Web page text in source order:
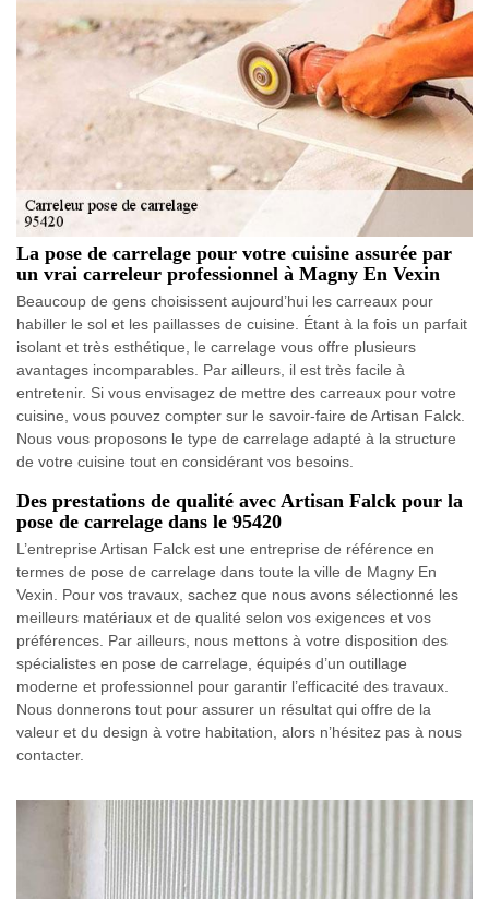
La pose de carrelage pour votre cuisine assurée par
un vrai carreleur professionnel à Magny En Vexin
Beaucoup de gens choisissent aujourd’hui les carreaux pour
habiller le sol et les paillasses de cuisine. Étant à la fois un parfait
isolant et très esthétique, le carrelage vous offre plusieurs
avantages incomparables. Par ailleurs, il est très facile à
entretenir. Si vous envisagez de mettre des carreaux pour votre
cuisine, vous pouvez compter sur le savoir-faire de Artisan Falck.
Nous vous proposons le type de carrelage adapté à la structure
de votre cuisine tout en considérant vos besoins.
Des prestations de qualité avec Artisan Falck pour la
pose de carrelage dans le 95420
L’entreprise Artisan Falck est une entreprise de référence en
termes de pose de carrelage dans toute la ville de Magny En
Vexin. Pour vos travaux, sachez que nous avons sélectionné les
meilleurs matériaux et de qualité selon vos exigences et vos
préférences. Par ailleurs, nous mettons à votre disposition des
spécialistes en pose de carrelage, équipés d’un outillage
moderne et professionnel pour garantir l’efficacité des travaux.
Nous donnerons tout pour assurer un résultat qui offre de la
valeur et du design à votre habitation, alors n’hésitez pas à nous
contacter.